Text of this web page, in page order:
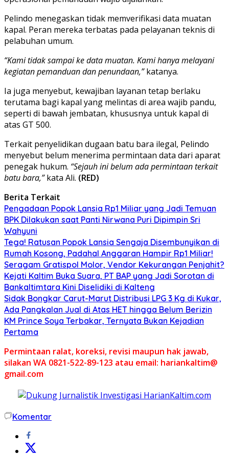
Pelindo menegaskan tidak memverifikasi data muatan
kapal. Peran mereka terbatas pada pelayanan teknis di
pelabuhan umum.
“Kami tidak sampai ke data muatan. Kami hanya melayani
kegiatan pemanduan dan penundaan,”katanya.
Ia juga menyebut, kewajiban layanan tetap berlaku
terutama bagi kapal yang melintas di area wajib pandu,
seperti di bawah jembatan, khususnya untuk kapal di
atas GT 500.
Terkait penyelidikan dugaan batu bara ilegal, Pelindo
menyebut belum menerima permintaan data dari aparat
penegak hukum. “Sejauh ini belum ada permintaan terkait
batu bara,”kata Ali. (RED)
Berita Terkait
Pengadaan Popok Lansia Rp1 Miliar yang Jadi Temuan
BPK Dilakukan saat Panti Nirwana Puri Dipimpin Sri
Wahyuni
Tega! Ratusan Popok Lansia Sengaja Disembunyikan di
Rumah Kosong, Padahal Anggaran Hampir Rp1 Miliar!
Seragam Gratispol Molor, Vendor Kekurangan Penjahit?
Kejati Kaltim Buka Suara, PT BAP yang Jadi Sorotan di
Bankaltimtara Kini Diselidiki di Kalteng
Sidak Bongkar Carut-Marut Distribusi LPG 3 Kg di Kukar,
Ada Pangkalan Jual di Atas HET hingga Belum Berizin
KM Prince Soya Terbakar, Ternyata Bukan Kejadian
Pertama
Permintaan ralat, koreksi, revisi maupun hak jawab,
silakan WA 0821-522-89-123 atau email: hariankaltim@
gmail.com
Komentar